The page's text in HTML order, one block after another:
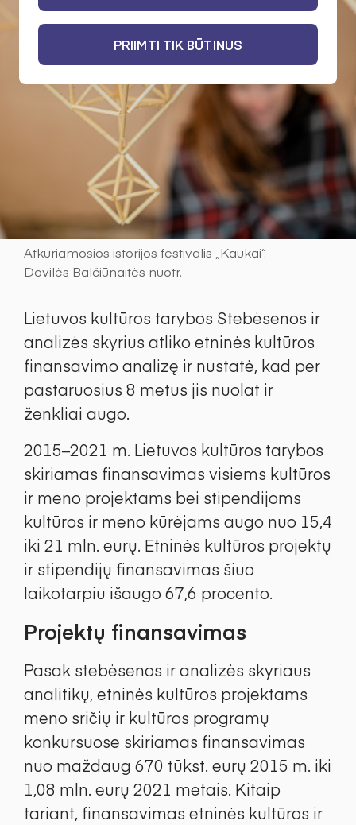
Atkuriamosios istorijos festivalis „Kaukai“.
Dovilės Balčiūnaitės nuotr.
Lietuvos kultūros tarybos Stebėsenos ir
analizės skyrius atliko etninės kultūros
finansavimo analizę ir nustatė, kad per
pastaruosius 8 metus jis nuolat ir
ženkliai augo.
2015–2021 m. Lietuvos kultūros tarybos
skiriamas finansavimas visiems kultūros
ir meno projektams bei stipendijoms
kultūros ir meno kūrėjams augo nuo 15,4
iki 21 mln. eurų. Etninės kultūros projektų
ir stipendijų finansavimas šiuo
laikotarpiu išaugo 67,6 procento.
Projektų finansavimas
Pasak stebėsenos ir analizės skyriaus
analitikų, etninės kultūros projektams
meno sričių ir kultūros programų
konkursuose skiriamas finansavimas
nuo maždaug 670 tūkst. eurų 2015 m. iki
1,08 mln. eurų 2021 metais. Kitaip
tariant, finansavimas etninės kultūros ir
PRIIMTI TIK BŪTINUS